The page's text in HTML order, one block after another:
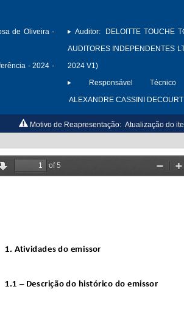
de Oliveira -
- 2024 -
Auditor:
DELOITTE TOUCHE
AUDITORES INDEPENDENTES
2024 V1)
Responsável
ALEXANDRE CASSINI DECOURT
Motivo de Reapresentação: Atualização do